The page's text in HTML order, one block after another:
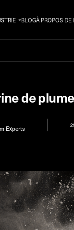
BLOGÀ PROPOS DE
de
Experts